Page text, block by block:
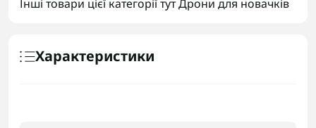
Інші товари цієї категорії тутДрони для новачків
Характеристики